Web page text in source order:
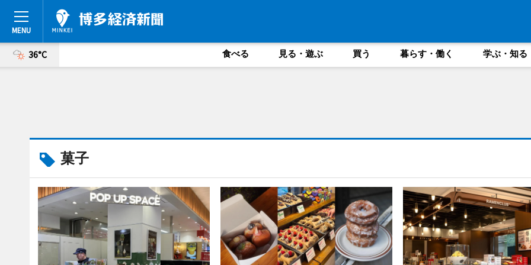
36°C 食べる 見る・遊ぶ 買う 暮らす・働く 学ぶ・知る
菓子